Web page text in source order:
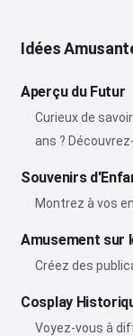
Idées
Aperçu du Futur
Curieux de
ans ?
Souvenirs
Montrez à vos
Amusement sur
Créez des
Cosplay
Voyez-vous à